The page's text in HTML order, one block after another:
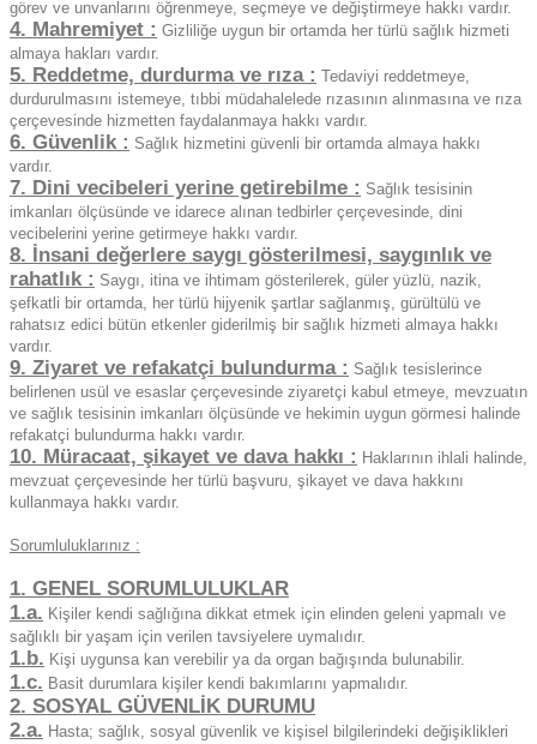
görev ve unvanlarını öğrenmeye, seçmeye ve değiştirmeye hakkı vardır.
4. Mahremiyet : Gizliliğe uygun bir ortamda her türlü sağlık hizmeti
almaya hakları vardır.
5. Reddetme, durdurma ve rıza : Tedaviyi reddetmeye,
durdurulmasını istemeye, tıbbi müdahalelede rızasının alınmasına ve rıza
çerçevesinde hizmetten faydalanmaya hakkı vardır.
6. Güvenlik : Sağlık hizmetini güvenli bir ortamda almaya hakkı
vardır.
7. Dini vecibeleri yerine getirebilme : Sağlık tesisinin
imkanları ölçüsünde ve idarece alınan tedbirler çerçevesinde, dini
vecibelerini yerine getirmeye hakkı vardır.
8. İnsani değerlere saygı gösterilmesi, saygınlık ve
rahatlık : Saygı, itina ve ihtimam gösterilerek, güler yüzlü, nazik,
şefkatli bir ortamda, her türlü hijyenik şartlar sağlanmış, gürültülü ve
rahatsız edici bütün etkenler giderilmiş bir sağlık hizmeti almaya hakkı
vardır.
9. Ziyaret ve refakatçi bulundurma : Sağlık tesislerince
belirlenen usül ve esaslar çerçevesinde ziyaretçi kabul etmeye, mevzuatın
ve sağlık tesisinin imkanları ölçüsünde ve hekimin uygun görmesi halinde
refakatçi bulundurma hakkı vardır.
10. Müracaat, şikayet ve dava hakkı : Haklarının ihlali halinde,
mevzuat çerçevesinde her türlü başvuru, şikayet ve dava hakkını
kullanmaya hakkı vardır.
Sorumluluklarınız :
1. GENEL SORUMLULUKLAR
1.a. Kişiler kendi sağlığına dikkat etmek için elinden geleni yapmalı ve
sağlıklı bir yaşam için verilen tavsiyelere uymalıdır.
1.b. Kişi uygunsa kan verebilir ya da organ bağışında bulunabilir.
1.c. Basit durumlara kişiler kendi bakımlarını yapmalıdır.
2. SOSYAL GÜVENLİK DURUMU
2.a. Hasta; sağlık, sosyal güvenlik ve kişisel bilgilerindeki değişiklikleri